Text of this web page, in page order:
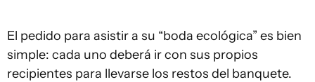
El pedido para asistir a su “boda ecológica” es bien
simple: cada uno deberá ir con sus propios
recipientes para llevarse los restos del banquete.